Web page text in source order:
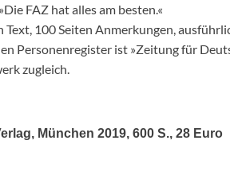
FAZ hat alles am besten.«
Text, 100 Seiten Anmerkungen,
Personenregister ist »Zeitung für
zugleich.
München 2019, 600 S., 28 Euro